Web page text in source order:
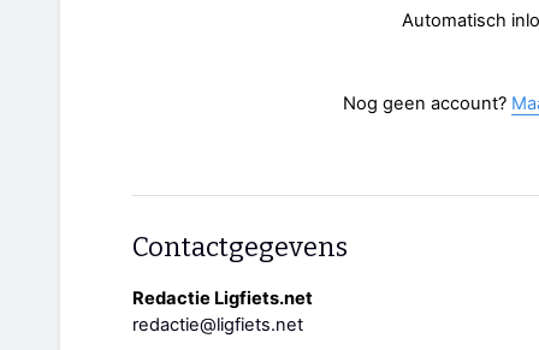
Automatisch
Nog geen account?
Contactgegevens
Redactie Ligfiets.net
redactie@ligfiets.net